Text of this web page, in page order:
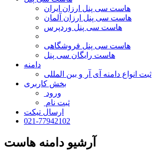
هاست سی پنل ارزان ایران
هاست سی پنل ارزان آلمان
هاست سی پنل وردپرس
هاست سی پنل فروشگاهی
هاست رایگان سی پنل
دامنه
ثبت انواع دامنه آی آر و بین المللی
بخش کاربری
ورود
ثبت نام
ارسال تیکت
021-77942102
آرشیو دامنه هاست